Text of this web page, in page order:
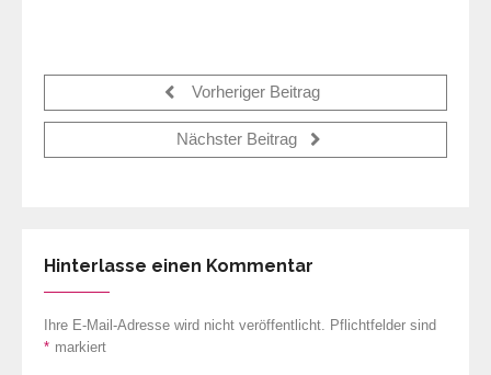
Vorheriger Beitrag
Nächster Beitrag
Hinterlasse einen Kommentar
Ihre E-Mail-Adresse wird nicht veröffentlicht. Pflichtfelder sind
markiert
*